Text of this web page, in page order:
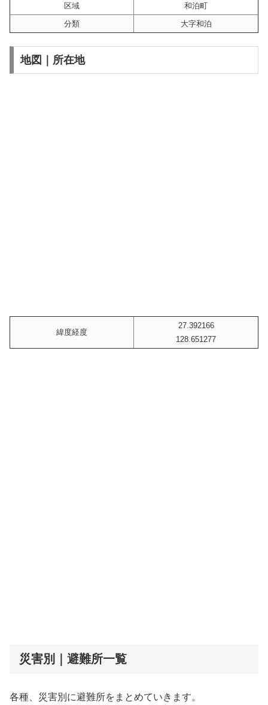
区域
和泊町
分類
大字和泊
地図｜所在地
緯度経度
27.392166
128.651277
災害別｜避難所一覧
各種、災害別に避難所をまとめていきます。